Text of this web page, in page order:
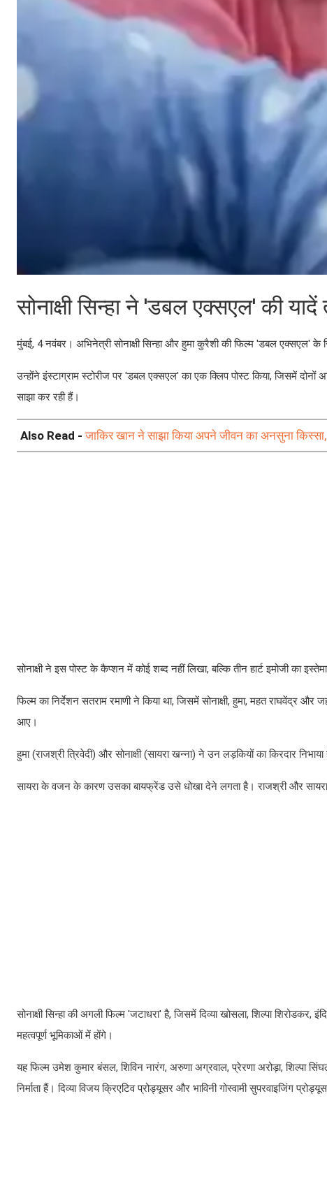
सोनाक्षी सिन्हा ने 'डबल एक्सएल' की यादें
मुंबई, 4 नवंबर। अभिनेत्री सोनाक्षी सिन्हा और हुमा कुरैशी की फिल्म 'डबल एक्सएल' के
उन्होंने इंस्टाग्राम स्टोरीज पर 'डबल एक्सएल' का एक क्लिप पोस्ट किया, जिसमें
साझा कर रही हैं।
Also Read -जाकिर खान ने साझा किया अपने जीवन का अनसुना किस्सा,
सोनाक्षी ने इस पोस्ट के कैप्शन में कोई शब्द नहीं लिखा, बल्कि तीन हार्ट इमोजी का
फिल्म का निर्देशन सतराम रमाणी ने किया था, जिसमें सोनाक्षी, हुमा, महत
आए।
हुमा (राजश्री त्रिवेदी) और सोनाक्षी (सायरा खन्ना) ने उन लड़कियों का किरदार
सायरा के वजन के कारण उसका बायफ्रेंड उसे धोखा देने लगता है। राजश्री और
सोनाक्षी सिन्हा की अगली फिल्म 'जटाधरा' है, जिसमें दिव्या खोसला, शिल्पा
महत्वपूर्ण भूमिकाओं में होंगे।
यह फिल्म उमेश कुमार बंसल, शिविन नारंग, अरुणा अग्रवाल, प्रेरणा अरोड़ा, शिल्पा
निर्माता हैं। दिव्या विजय क्रिएटिव प्रोड्यूसर और भाविनी गोस्वामी सुपरवाइजिंग